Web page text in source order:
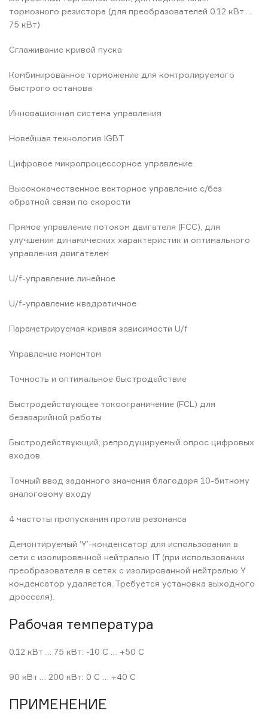
тормозного резистора (для преобразователей 0.12 кВт …
75 кВт)
Сглаживание кривой пуска
Комбинированное торможение для контролируемого
быстрого останова
Инновационная система управления
Новейшая технология IGBT
Цифровое микропроцессорное управление
Высококачественное векторное управление с/без
обратной связи по скорости
Прямое управление потоком двигателя (FCC), для
улучшения динамических характеристик и оптимального
управления двигателем
U/f-управление линейное
U/f-управление квадратичное
Параметрируемая кривая зависимости U/f
Управление моментом
Точность и оптимальное быстродействие
Быстродействующее токоограничение (FCL) для
безаварийной работы
Быстродействующий, репродуцируемый опрос цифровых
входов
Точный ввод заданного значения благодаря 10-битному
аналоговому входу
4 частоты пропускания против резонанса
Демонтируемый ‘Y’-конденсатор для использования в
сети с изолированной нейтралью IT (при использовании
преобразователя в сетях с изолированной нейтралью Y
конденсатор удаляется. Требуется установка выходного
дросселя).
Рабочая температура
0.12 кВт … 75 кВт: -10 С … +50 С
90 кВт … 200 кВт: 0 С … +40 С
ПРИМЕНЕНИЕ